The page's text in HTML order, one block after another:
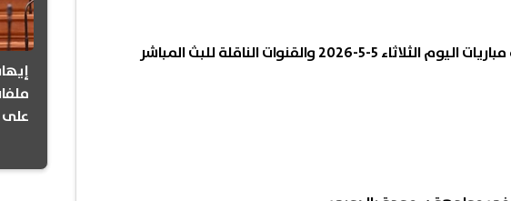
5-2026 والقنوات الناقلة للبث المباشر
على